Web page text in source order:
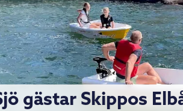
gästar Skippos